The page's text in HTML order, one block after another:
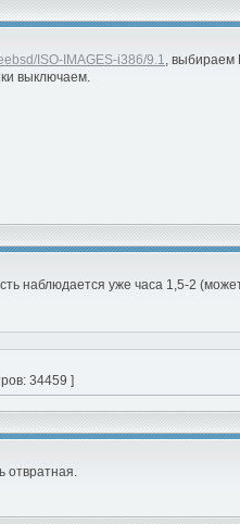
ISO-IMAGES-i386/9.1, выбираем
выключаем.
наблюдается уже часа 1,5-2
34459 ]
отвратная.